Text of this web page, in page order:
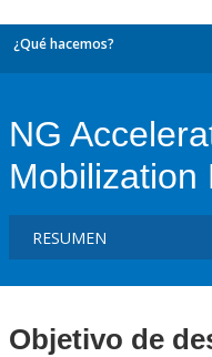
¿Qué hacemos?
NG
Mobilization
Objetivo de